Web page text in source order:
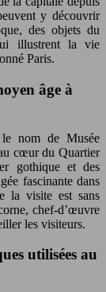
y découvrir
des objets du
illustrent la vie
Paris.
âge à
nom de Musée
cœur du Quartier
gothique et des
fascinante dans
la visite est sans
chef-d’œuvre
les visiteurs.
utilisées au